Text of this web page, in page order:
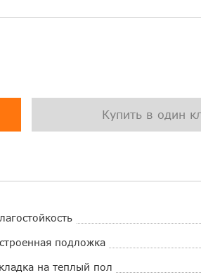
Купить в один
подложка
на теплый пол